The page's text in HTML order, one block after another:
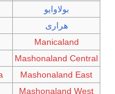
بولاوايو
هرارى
Manicaland
Mashonaland Central
Mashonaland East
Mashonaland West